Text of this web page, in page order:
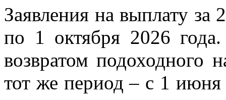
Заявления на выплату
по 1 октября 2026
возвратом подоходного
тот же период – с 1 июня